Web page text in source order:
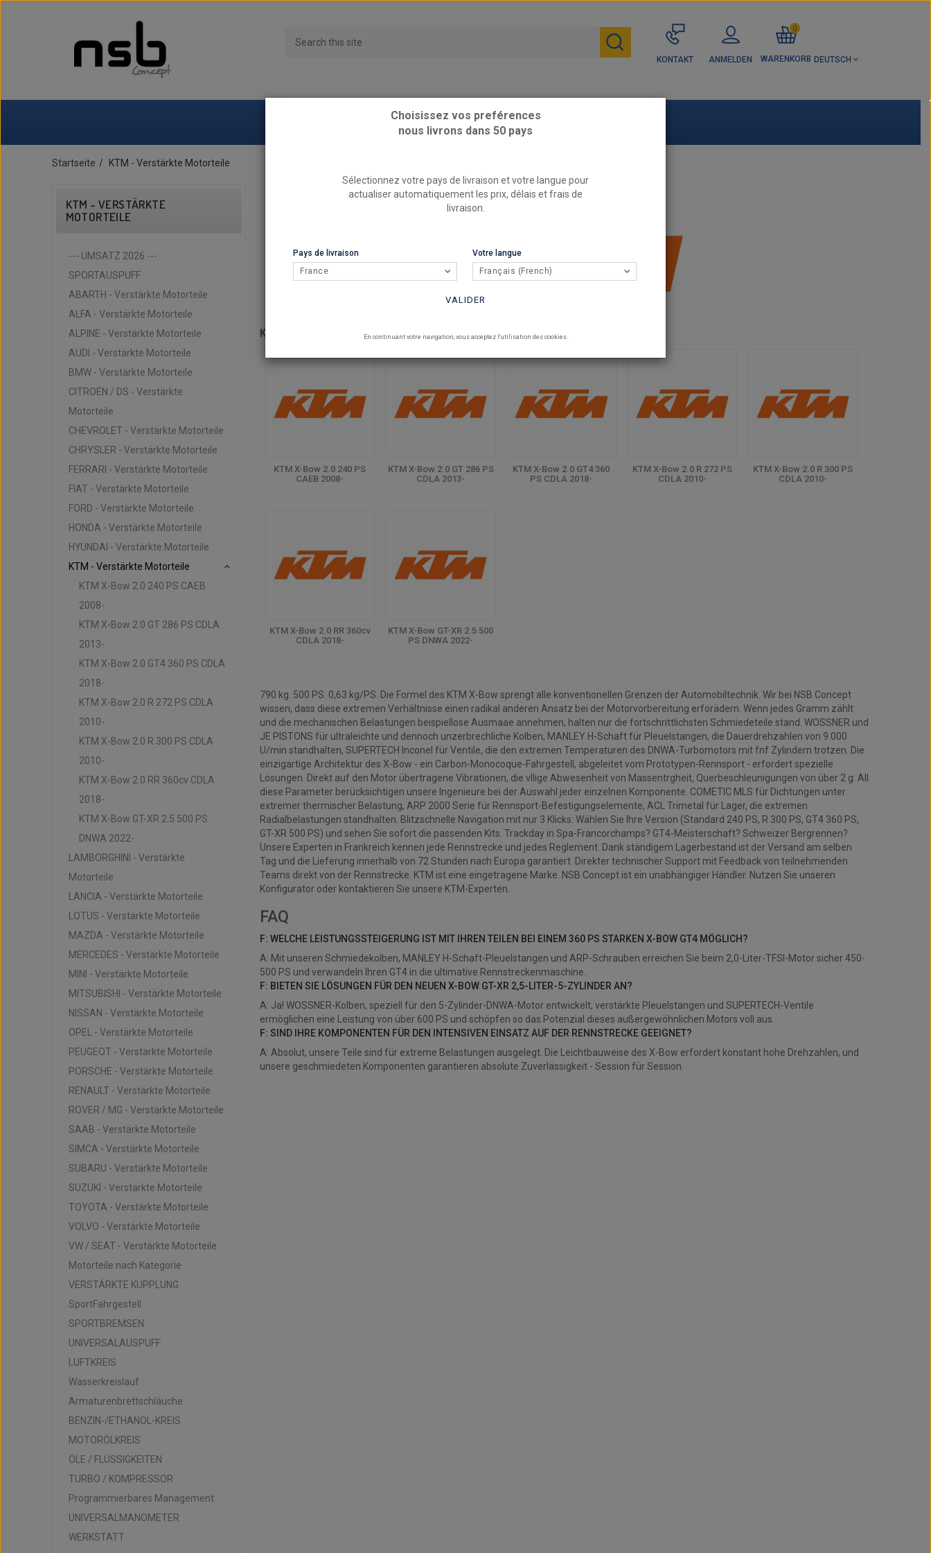
DEUTSCH
KONTAKT ANMELDEN WARENKORB
0
Startseite KTM - Verstärkte Motorteile
KTM - VERSTÄRKTE
MOTORTEILE
--- UMSATZ 2026 ---
SPORTAUSPUFF
ABARTH - Verstärkte Motorteile
ALFA - Verstärkte Motorteile
ALPINE - Verstärkte Motorteile
AUDI - Verstärkte Motorteile
BMW - Verstärkte Motorteile
CITROËN / DS - Verstärkte
Motorteile
CHEVROLET - Verstärkte Motorteile
CHRYSLER - Verstärkte Motorteile
FERRARI - Verstärkte Motorteile
FIAT - Verstärkte Motorteile
FORD - Verstärkte Motorteile
HONDA - Verstärkte Motorteile
HYUNDAI - Verstärkte Motorteile
KTM - Verstärkte Motorteile
KTM X-Bow 2.0 240 PS CAEB
2008-
KTM X-Bow 2.0 GT 286 PS CDLA
2013-
KTM X-Bow 2.0 GT4 360 PS CDLA
2018-
KTM X-Bow 2.0 R 272 PS CDLA
2010-
KTM X-Bow 2.0 R 300 PS CDLA
2010-
KTM X-Bow 2.0 RR 360cv CDLA
2018-
KTM X-Bow GT-XR 2.5 500 PS
DNWA 2022-
LAMBORGHINI - Verstärkte
Motorteile
LANCIA - Verstärkte Motorteile
LOTUS - Verstärkte Motorteile
MAZDA - Verstärkte Motorteile
MERCEDES - Verstärkte Motorteile
MINI - Verstärkte Motorteile
MITSUBISHI - Verstärkte Motorteile
NISSAN - Verstärkte Motorteile
OPEL - Verstärkte Motorteile
PEUGEOT - Verstärkte Motorteile
PORSCHE - Verstärkte Motorteile
RENAULT - Verstärkte Motorteile
ROVER / MG - Verstärkte Motorteile
SAAB - Verstärkte Motorteile
SIMCA - Verstärkte Motorteile
SUBARU - Verstärkte Motorteile
SUZUKI - Verstärkte Motorteile
TOYOTA - Verstärkte Motorteile
VOLVO - Verstärkte Motorteile
VW / SEAT - Verstärkte Motorteile
Motorteile nach Kategorie
VERSTÄRKTE KUPPLUNG
SportFahrgestell
SPORTBREMSEN
UNIVERSALAUSPUFF
LUFTKREIS
Wasserkreislauf
Armaturenbrettschläuche
BENZIN-/ETHANOL-KREIS
MOTORÖLKREIS
ÖLE / FLÜSSIGKEITEN
TURBO / KOMPRESSOR
Programmierbares Management
UNIVERSALMANOMETER
WERKSTATT
KTM - VERSTÄRKTE MOTORTEILE
KTM X-Bow 2.0 240 PS
CAEB 2008-
KTM X-Bow 2.0 GT 286 PS
CDLA 2013-
KTM X-Bow 2.0 GT4 360
PS CDLA 2018-
KTM X-Bow 2.0 R 272 PS
CDLA 2010-
KTM X-Bow 2.0 R 300 PS
CDLA 2010-
KTM X-Bow 2.0 RR 360cv
CDLA 2018-
KTM X-Bow GT-XR 2.5 500
PS DNWA 2022-
790 kg. 500 PS. 0,63 kg/PS. Die Formel des KTM X-Bow sprengt alle konventionellen Grenzen der Automobiltechnik. Wir bei NSB Concept
wissen, dass diese extremen Verhältnisse einen radikal anderen Ansatz bei der Motorvorbereitung erforädern. Wenn jedes Gramm zählt
und die mechanischen Belastungen beispiellose Ausmaae annehmen, halten nur die fortschrittlichsten Schmiedeteile stand. WOSSNER und
JE PISTONS für ultraleichte und dennoch unzerbrechliche Kolben, MANLEY H-Schaft für Pleuelstangen, die Dauerdrehzahlen von 9.000
U/min standhalten, SUPERTECH Inconel für Ventile, die den extremen Temperaturen des DNWA-Turbomotors mit fnf Zylindern trotzen. Die
einzigartige Architektur des X-Bow - ein Carbon-Monocoque-Fahrgestell, abgeleitet vom Prototypen-Rennsport - erfordert spezielle
Lösungen. Direkt auf den Motor übertragene Vibrationen, die vllige Abwesenheit von Massentrgheit, Querbeschleunigungen von über 2 g: All
diese Parameter berücksichtigen unsere Ingenieure bei der Auswahl jeder einzelnen Komponente. COMETIC MLS für Dichtungen unter
extremer thermischer Belastung, ARP 2000 Serie für Rennsport-Befestigungselemente, ACL Trimetal für Lager, die extremen
Radialbelastungen standhalten. Blitzschnelle Navigation mit nur 3 Klicks: Wählen Sie Ihre Version (Standard 240 PS, R 300 PS, GT4 360 PS,
GT-XR 500 PS) und sehen Sie sofort die passenden Kits. Trackday in Spa-Francorchamps? GT4-Meisterschaft? Schweizer Bergrennen?
Unsere Experten in Frankreich kennen jede Rennstrecke und jedes Reglement. Dank ständigem Lagerbestand ist der Versand am selben
Tag und die Lieferung innerhalb von 72 Stunden nach Europa garantiert. Direkter technischer Support mit Feedback von teilnehmenden
Teams direkt von der Rennstrecke. KTM ist eine eingetragene Marke. NSB Concept ist ein unabhängiger Händler. Nutzen Sie unseren
Konfigurator oder kontaktieren Sie unsere KTM-Experten.
FAQ
F: WELCHE LEISTUNGSSTEIGERUNG IST MIT IHREN TEILEN BEI EINEM 360 PS STARKEN X-BOW GT4 MÖGLICH?
A: Mit unseren Schmiedekolben, MANLEY H-Schaft-Pleuelstangen und ARP-Schrauben erreichen Sie beim 2,0-Liter-TFSI-Motor sicher 450-
500 PS und verwandeln Ihren GT4 in die ultimative Rennstreckenmaschine.
F: BIETEN SIE LÖSUNGEN FÜR DEN NEUEN X-BOW GT-XR 2,5-LITER-5-ZYLINDER AN?
A: Ja! WOSSNER-Kolben, speziell für den 5-Zylinder-DNWA-Motor entwickelt, verstärkte Pleuelstangen und SUPERTECH-Ventile
ermöglichen eine Leistung von über 600 PS und schöpfen so das Potenzial dieses außergewöhnlichen Motors voll aus.
F: SIND IHRE KOMPONENTEN FÜR DEN INTENSIVEN EINSATZ AUF DER RENNSTRECKE GEEIGNET?
A: Absolut, unsere Teile sind für extreme Belastungen ausgelegt. Die Leichtbauweise des X-Bow erfordert konstant hohe Drehzahlen, und
unsere geschmiedeten Komponenten garantieren absolute Zuverlässigkeit - Session für Session.
Choisissez vos preférences
nous livrons dans 50 pays
Sélectionnez votre pays de livraison et votre langue pour
actualiser automatiquement les prix, délais et frais de
livraison.
Pays de livraison
France
Votre langue
Français (French)
VALIDER
En continuant votre navigation, vous acceptez l'utilisation des cookies.